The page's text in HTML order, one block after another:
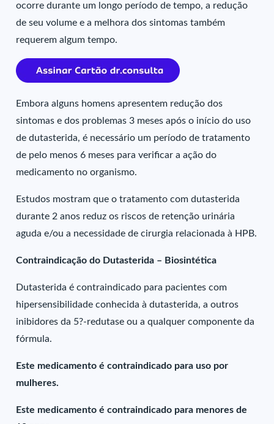
ocorre durante um longo período de tempo, a redução
de seu volume e a melhora dos sintomas também
requerem algum tempo.
Embora alguns homens apresentem redução dos
sintomas e dos problemas 3 meses após o início do uso
de dutasterida, é necessário um período de tratamento
de pelo menos 6 meses para verificar a ação do
medicamento no organismo.
Estudos mostram que o tratamento com dutasterida
durante 2 anos reduz os riscos de retenção urinária
aguda e/ou a necessidade de cirurgia relacionada à HPB.
Contraindicação do Dutasterida – Biosintética
Dutasterida é contraindicado para pacientes com
hipersensibilidade conhecida à dutasterida, a outros
inibidores da 5?-redutase ou a qualquer componente da
fórmula.
Este medicamento é contraindicado para uso por
mulheres.
Este medicamento é contraindicado para menores de